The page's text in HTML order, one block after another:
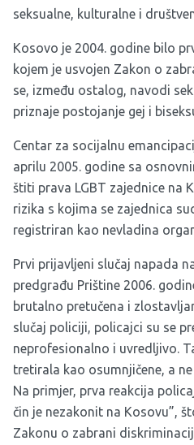
seksualne, kulturalne i
Kosovo je 2004. godine bilo
kojem je usvojen Zakon o
se, između ostalog, navodi
priznaje postojanje gej i
Centar za socijalnu
aprilu 2005. godine sa
štiti prava LGBT zajednice na
rizika s kojima se zajednica
registriran kao nevladina
Prvi prijavljeni slučaj napada
predgrađu Prištine 2006.
brutalno pretučena i
slučaj policiji, policajci su se
neprofesionalno i uvredljivo.
tretirala kao osumnjičene, a
Na primjer, prva reakcija
čin je nezakonit na Kosovu”,
Zakonu o zabrani